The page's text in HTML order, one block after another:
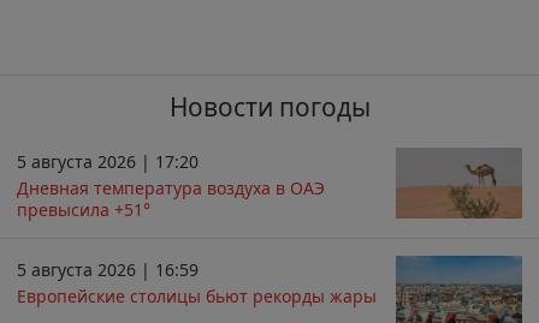
Новости погоды
5 августа 2026 | 17:20
Дневная температура воздуха в ОАЭ
превысила +51°
5 августа 2026 | 16:59
Европейские столицы бьют рекорды жары